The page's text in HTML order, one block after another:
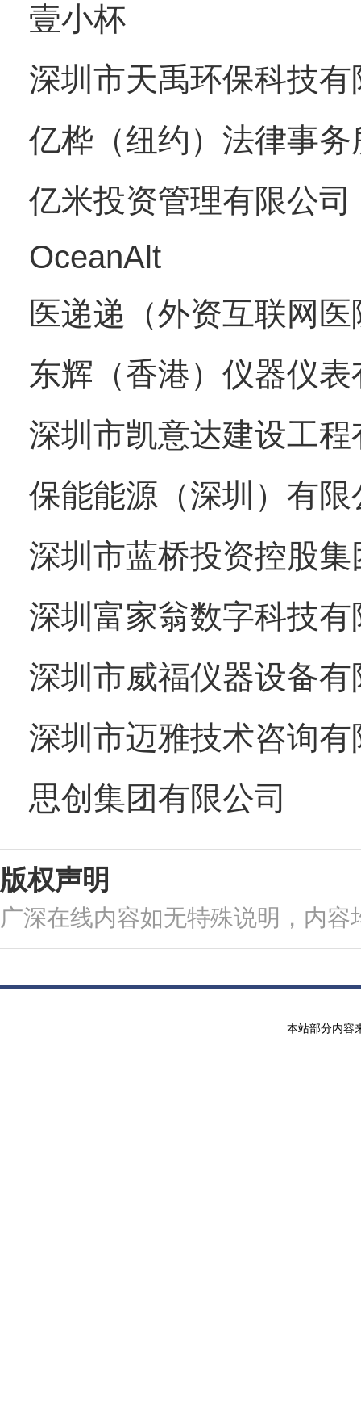
壹小杯
深圳市天禹环保科技有
亿桦（纽约）法律事务
亿米投资管理有限公司
OceanAlt
医递递（外资互联网医
东辉（香港）仪器仪
深圳市凯意达建设工程
保能能源（深圳）有限
深圳市蓝桥投资控股
深圳富家翁数字科技有
深圳市威福仪器设备有
深圳市迈雅技术咨询有
思创集团有限公司
版权声明
广深在线内容如无特殊说明，内
本站部分内容